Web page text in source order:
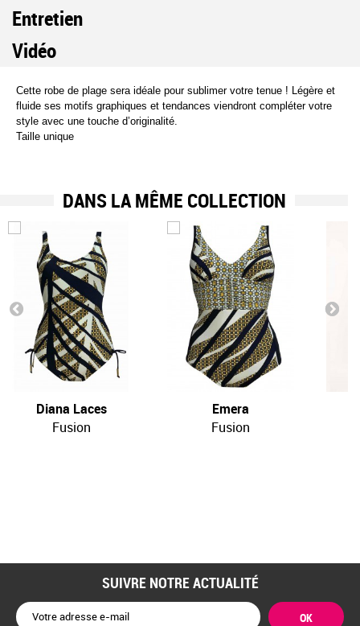
Entretien
Vidéo
Cette robe de plage sera idéale pour sublimer votre tenue ! Légère et
fluide ses motifs graphiques et tendances viendront compléter votre
style avec une touche d’originalité.
Taille unique
DANS LA MÊME COLLECTION
Diana Laces
Fusion
Emera
Fusion
SUIVRE NOTRE ACTUALITÉ
OK